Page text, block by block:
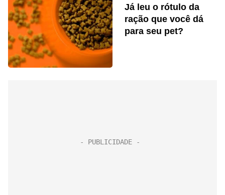
Já leu o rótulo da
ração que você dá
para seu pet?